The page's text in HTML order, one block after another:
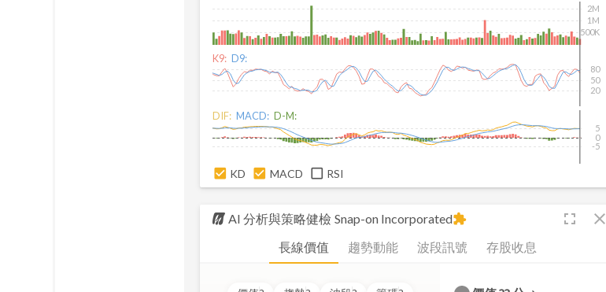
500K
1M
2M
K9: D9:
20
50
80
DIF: MACD: D-M:
-5
0
5
KD MACD RSI
AI 分析與策略健檢 Snap-on Incorporated fullscreen close
extension
長線價值 趨勢動能 波段訊號 存股收息